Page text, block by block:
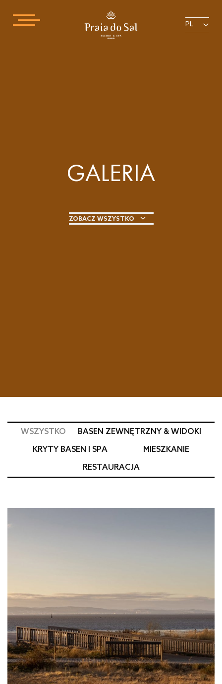
PL
GALERIA
ZOBACZ WSZYSTKO
WSZYSTKO
BASEN ZEWNĘTRZNY & WIDOKI
KRYTY BASEN I SPA
MIESZKANIE
RESTAURACJA